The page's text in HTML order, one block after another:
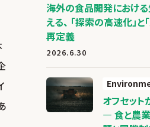
海外の食品開発におけ
える、 「探索の高速化」
再定義
2026.6.30
オフセット
― 食と農